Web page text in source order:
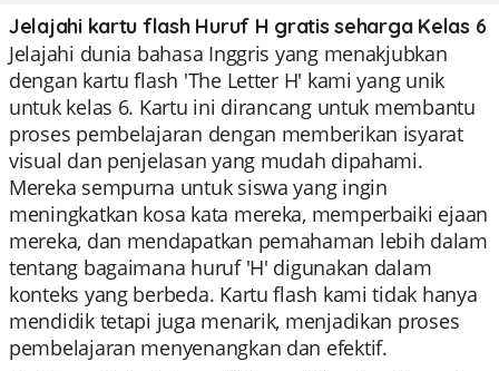
Jelajahi kartu flash Huruf H gratis seharga Kelas 6
Jelajahi dunia bahasa Inggris yang menakjubkan
dengan kartu flash 'The Letter H' kami yang unik
untuk kelas 6. Kartu ini dirancang untuk membantu
proses pembelajaran dengan memberikan isyarat
visual dan penjelasan yang mudah dipahami.
Mereka sempurna untuk siswa yang ingin
meningkatkan kosa kata mereka, memperbaiki ejaan
mereka, dan mendapatkan pemahaman lebih dalam
tentang bagaimana huruf 'H' digunakan dalam
konteks yang berbeda. Kartu flash kami tidak hanya
mendidik tetapi juga menarik, menjadikan proses
pembelajaran menyenangkan dan efektif.